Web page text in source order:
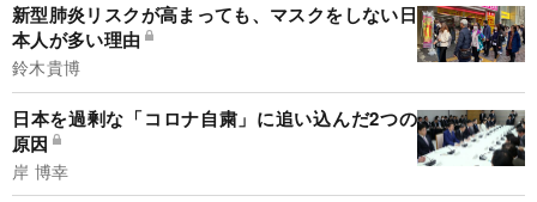
新型肺炎リスクが高まっても、マスクをしない日
本人が多い理由
鈴木貴博
日本を過剰な「コロナ自粛」に追い込んだ2つの
原因
岸 博幸